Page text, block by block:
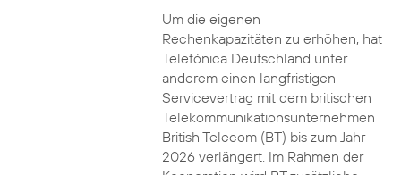
Um die eigenen
Rechenkapazitäten zu erhöhen, hat
Telefónica Deutschland unter
anderem einen langfristigen
Servicevertrag mit dem britischen
Telekommunikationsunternehmen
British Telecom (BT) bis zum Jahr
2026 verlängert. Im Rahmen der